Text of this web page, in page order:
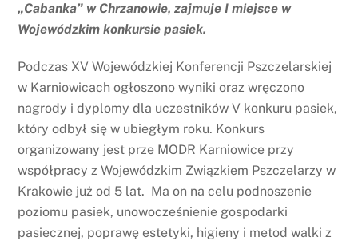
„Cabanka” w Chrzanowie, zajmuje I miejsce w
Wojewódzkim konkursie pasiek.
Podczas XV Wojewódzkiej Konferencji Pszczelarskiej
w Karniowicach ogłoszono wyniki oraz wręczono
nagrody i dyplomy dla uczestników V konkuru pasiek,
który odbył się w ubiegłym roku. Konkurs
organizowany jest prze MODR Karniowice przy
współpracy z Wojewódzkim Związkiem Pszczelarzy w
Krakowie już od 5 lat. Ma on na celu podnoszenie
poziomu pasiek, unowocześnienie gospodarki
pasiecznej, poprawę estetyki, higieny i metod walki z